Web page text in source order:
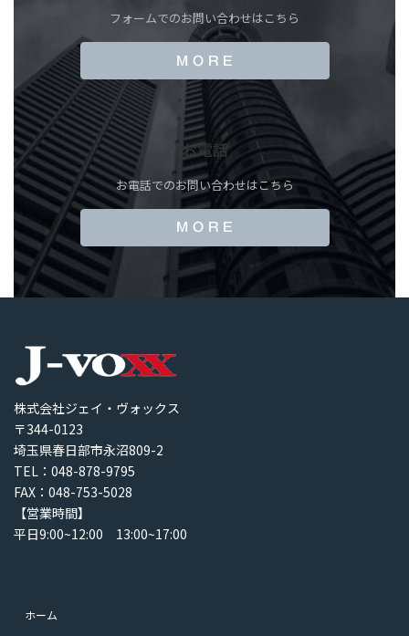
フォームでのお問い合わせはこちら
M O R E
お電話
お電話でのお問い合わせはこちら
M O R E
株式会社ジェイ・ヴォックス
〒344-0123
埼玉県春日部市永沼809-2
TEL：048-878-9795
FAX：048-753-5028
【営業時間】
平日9:00~12:00 13:00~17:00
ホーム